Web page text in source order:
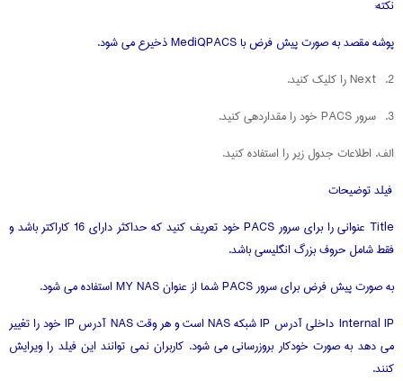
نکته:
پوشه مقصد به صورت پیش فرض با MediQPACS ذخیرع می شود.
2. Next را کلیک کنید.
3. سرور PACS خود را مقداردهی کنید.
الف. اطلاعات جدول زیر را استفاده کنید.
فیلد توضیحات
Title عنوانی را برای سرور PACS خود تعریف کنید که حداکثر دارای 16 کاراکتر باشد و
فقط شامل حروف بزرگ انگلیسی باشد.
به صورت پیش فرض برای سرور PACS شما از عنوان MY NAS استفاده می شود.
Internal IP داخلی آدرس IP شبکه NAS است و هر وقت NAS آدرس IP خود را تغییر
می دهد به صورت خودکار بروزرسانی می شود. کاربران نمی توانند این فیلد را ویرایش
کنند.